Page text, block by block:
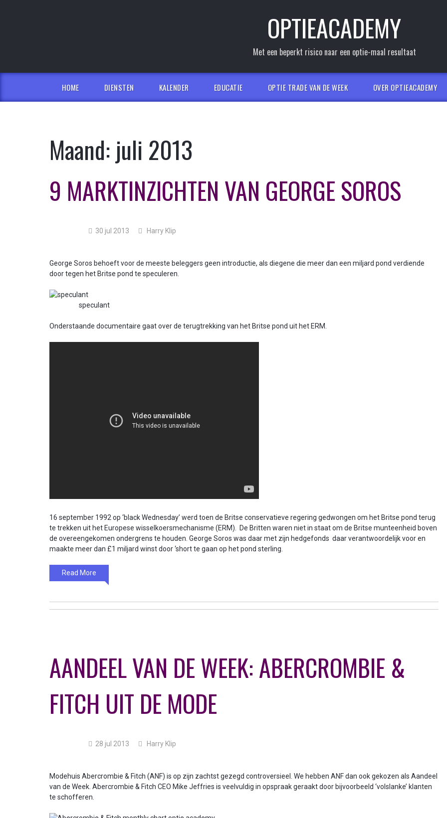
OPTIEACADEMY
Met een beperkt risico naar een optie-maal resultaat
HOME DIENSTEN KALENDER EDUCATIE OPTIE TRADE VAN DE WEEK OVER OPTIEACADEMY
Maand: juli 2013
9 MARKTINZICHTEN VAN GEORGE SOROS
30 jul 2013 Harry Klip
George Soros behoeft voor de meeste beleggers geen introductie, als diegene die meer dan een miljard pond verdiende
door tegen het Britse pond te speculeren.
speculant
Onderstaande documentaire gaat over de terugtrekking van het Britse pond uit het ERM.
16 september 1992 op ‘black Wednesday’ werd toen de Britse conservatieve regering gedwongen om het Britse pond terug
te trekken uit het Europese wisselkoersmechanisme (ERM). De Britten waren niet in staat om de Britse munteenheid boven
de overeengekomen ondergrens te houden. George Soros was daar met zijn hedgefonds daar verantwoordelijk voor en
maakte meer dan £1 miljard winst door ‘short te gaan op het pond sterling.
Read More
AANDEEL VAN DE WEEK: ABERCROMBIE &
FITCH UIT DE MODE
28 jul 2013 Harry Klip
Modehuis Abercrombie & Fitch (ANF) is op zijn zachtst gezegd controversieel. We hebben ANF dan ook gekozen als Aandeel
van de Week. Abercrombie & Fitch CEO Mike Jeffries is veelvuldig in opspraak geraakt door bijvoorbeeld ‘volslanke’ klanten
te schofferen.